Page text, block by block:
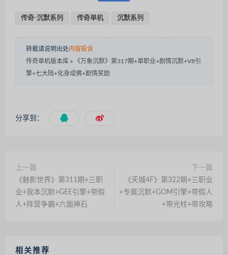
传奇-沉默系列 传奇单机 沉默系列
转载请说明出处 内容投诉
传奇单机版本库 »
《万象沉默》第317期+单职业+剧情沉默+V8引
擎+七大陆+化身成佛+剧情奖励
分享到：
上一篇
《魅影世界》第311期+三职
业+我本沉默+GEE引擎+带假
人+阵营争霸+六面神石
下一篇
《天城4F》第322期+三职业
+专属沉默+GOM引擎+带假人
+带光柱+带攻略
相关推荐